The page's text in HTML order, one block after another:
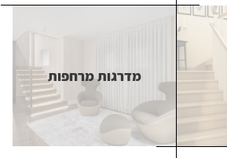
מדרגות מרחפות